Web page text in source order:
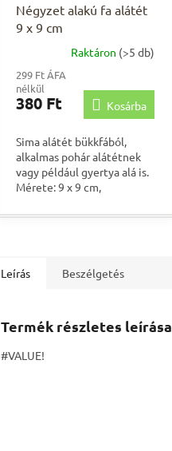
Négyzet alakú fa alátét
9 x 9 cm
Raktáron (>5 db)
299 Ft ÁFA
nélkül
380 Ft Kosárba
Sima alátét bükkfából,
alkalmas pohár alátétnek
vagy például gyertya alá is.
Mérete: 9 x 9 cm,
Leírás Beszélgetés
Termék részletes leírása
#VALUE!